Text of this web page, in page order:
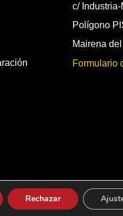
c/
Polígono
Mairena
Formulario
Rechazar